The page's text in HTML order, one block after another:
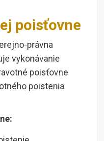
poisťovne
právna
vykonávanie
poisťovne
poistenia